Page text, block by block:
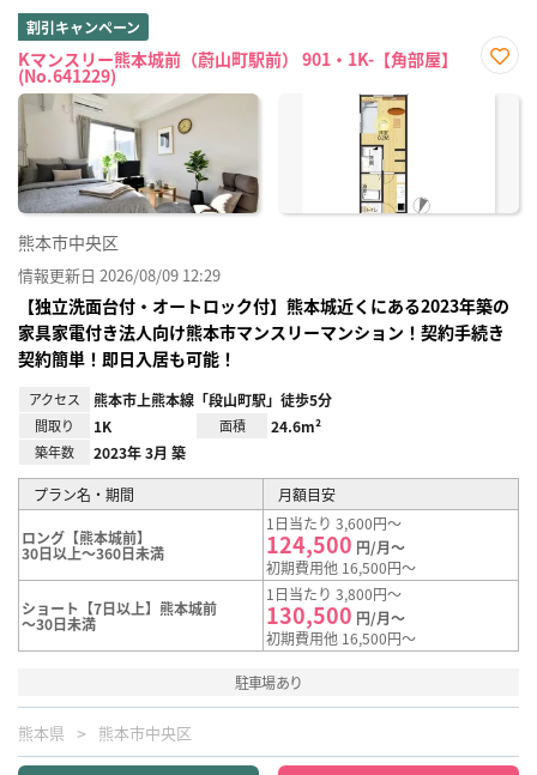
割引キャンペーン
Kマンスリー熊本城前（蔚山町駅前） 901・1K-【角部屋】
(No.641229)
に入
熊本市中央区
情報更新日 2026/08/09 12:29
【独立洗面台付・オートロック付】熊本城近くにある2023年築の
家具家電付き法人向け熊本市マンスリーマンション！契約手続き
契約簡単！即日入居も可能！
アクセス 熊本市上熊本線「段山町駅」徒歩5分
間取り 1K 面積 24.6m²
築年数 2023年 3月 築
プラン名・期間 月額目安
ロング【熊本城前】
30日以上～360日未満
1日当たり 3,600円～
124,500 円/月～
初期費用他 16,500円～
ショート【7日以上】熊本城前
～30日未満
1日当たり 3,800円～
130,500 円/月～
初期費用他 16,500円～
駐車場あり
熊本県 熊本市中央区